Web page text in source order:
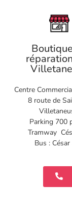
Centre
8 route de
Parking 700
Tramway
Bus :